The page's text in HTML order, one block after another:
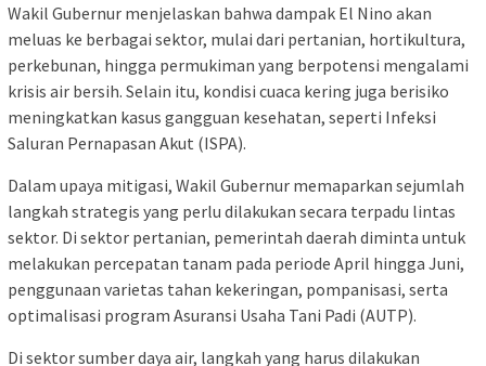
Wakil Gubernur menjelaskan bahwa dampak El Nino akan
meluas ke berbagai sektor, mulai dari pertanian, hortikultura,
perkebunan, hingga permukiman yang berpotensi mengalami
krisis air bersih. Selain itu, kondisi cuaca kering juga berisiko
meningkatkan kasus gangguan kesehatan, seperti Infeksi
Saluran Pernapasan Akut (ISPA).
Dalam upaya mitigasi, Wakil Gubernur memaparkan sejumlah
langkah strategis yang perlu dilakukan secara terpadu lintas
sektor. Di sektor pertanian, pemerintah daerah diminta untuk
melakukan percepatan tanam pada periode April hingga Juni,
penggunaan varietas tahan kekeringan, pompanisasi, serta
optimalisasi program Asuransi Usaha Tani Padi (AUTP).
Di sektor sumber daya air, langkah yang harus dilakukan